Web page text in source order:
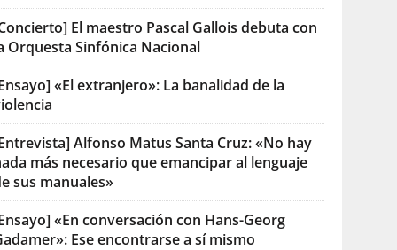
El maestro Pascal Gallois debuta con
Orquesta Sinfónica Nacional
«El extranjero»: La banalidad de la
Alfonso Matus Santa Cruz: «No hay
más necesario que emancipar al lenguaje
sus manuales»
«En conversación con Hans-Georg
Ese encontrarse a sí mismo